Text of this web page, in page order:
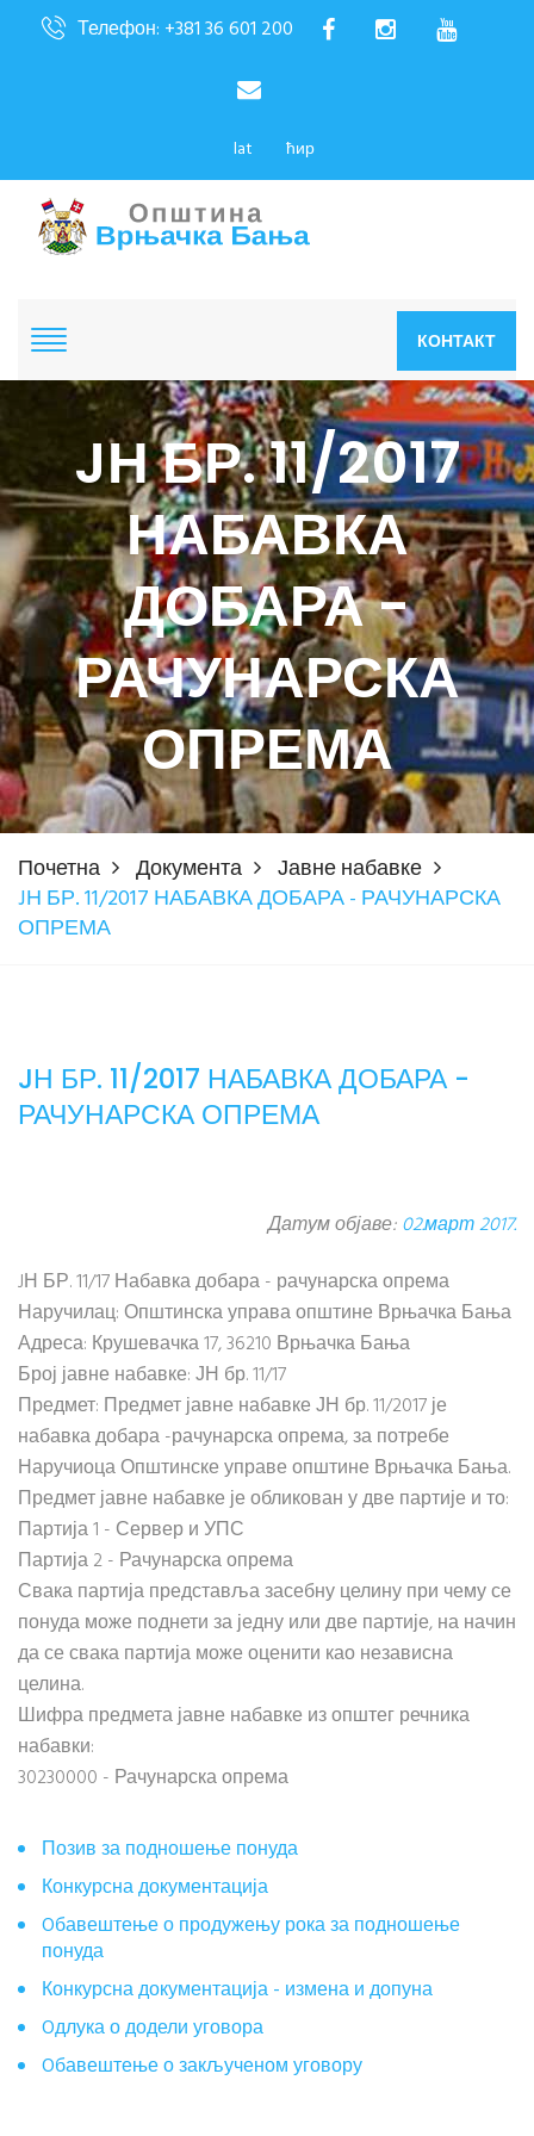
Телефон: +381 36 601 200
lat ћир
КОНТАКТ
JН БР. 11/2017
НАБАВКА
ДОБАРА -
РАЧУНАРСКА
ОПРЕМА
Почетна Документа
Јавне набавке
JН БР. 11/2017 НАБАВКА ДОБАРА - РАЧУНАРСКА
ОПРЕМА
JН БР. 11/2017 НАБАВКА ДОБАРА -
РАЧУНАРСКА ОПРЕМА
Датум објаве:02.март 2017.
JН БР. 11/17 Набавка добара - рачунарска опрема
Наручилац: Општинска управа општине Врњачка Бања
Адреса: Крушевачка 17, 36210 Врњачка Бања
Број јавне набавке: ЈН бр. 11/17
Предмет: Предмет јавне набавке ЈН бр. 11/2017 је
набавка добара -рачунарска опрема, за потребе
Наручиоца Општинске управе општине Врњачка Бања.
Предмет јавне набавке је обликован у две партије и то:
Партија 1 - Сервер и УПС
Партија 2 - Рачунарска опрема
Свака партија представља засебну целину при чему се
понуда може поднети за једну или две партије, на начин
да се свака партија може оценити као независна
целина.
Шифра предмета јавне набавке из општег речника
набавки:
30230000 - Рачунарска опрема
Позив за подношење понуда
Конкурсна документација
Oбавештење о продужењу рока за подношење
понуда
Конкурсна документација - измена и допуна
Oдлука о додели уговора
Oбавештење о закљученом уговору